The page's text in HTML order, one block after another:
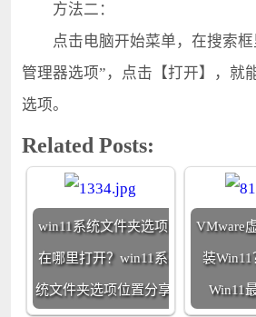
方法二：
点击电脑开始菜单，在搜索框
管理器选项”，点击【打开】，就
选项。
Related Posts:
win11系统文件夹选项
在哪里打开？win11系
统文件夹选项位置分享
VMware
装
Win11